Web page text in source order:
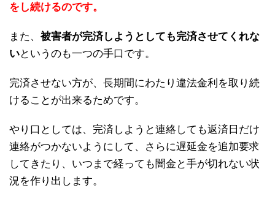
をし続けるのです。
また、 被害者が完済しようとしても完済させてくれな
いというのも一つの手口です。
完済させない方が、長期間にわたり違法金利を取り続
けることが出来るためです。
やり口としては、完済しようと連絡しても返済日だけ
連絡がつかないようにして、さらに遅延金を追加要求
してきたり、いつまで経っても闇金と手が切れない状
況を作り出します。